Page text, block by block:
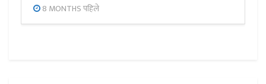
8 MONTHS पहिले